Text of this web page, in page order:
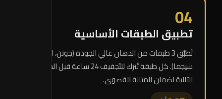
04
تطبيق الطبقات الأساسية
تُطبَّق 3 طبقات من الدهان عالي الجودة (جوتن، الجزيرة،
سيجما). كل طبقة تُترك للتَجفيف 24 ساعة قبل الطبقة
التالية لضمان المتانة القصوى.